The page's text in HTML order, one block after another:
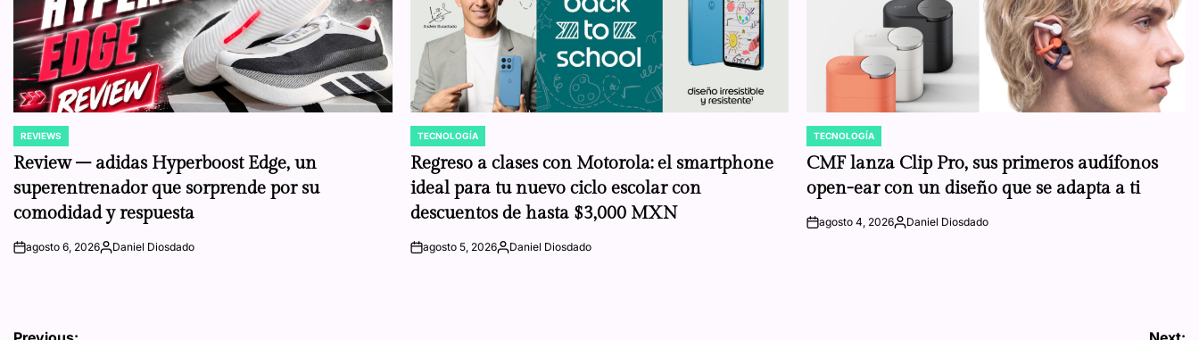
POSTED
IN
REVIEWS
Review – adidas Hyperboost Edge, un
superentrenador que sorprende por su
comodidad y respuesta
onagosto 6, 2026Posted
Daniel Diosdado
POSTED
IN
TECNOLOGÍA
Regreso a clases con Motorola: el smartphone
ideal para tu nuevo ciclo escolar con
descuentos de hasta $3,000 MXN
onagosto 5, 2026Posted
Daniel Diosdado
POSTED
IN
TECNOLOGÍA
CMF lanza Clip Pro, sus primeros audífonos
open-ear con un diseño que se adapta a ti
onagosto 4, 2026Posted
Daniel Diosdado